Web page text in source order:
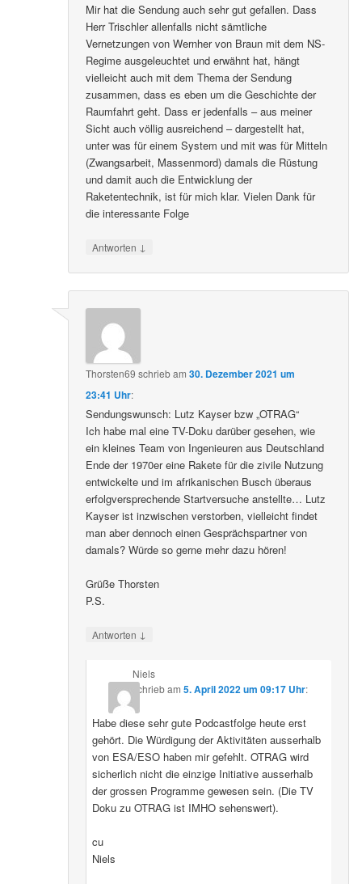
Mir hat die Sendung auch sehr gut gefallen. Dass
Herr Trischler allenfalls nicht sämtliche
Vernetzungen von Wernher von Braun mit dem NS-
Regime ausgeleuchtet und erwähnt hat, hängt
vielleicht auch mit dem Thema der Sendung
zusammen, dass es eben um die Geschichte der
Raumfahrt geht. Dass er jedenfalls – aus meiner
Sicht auch völlig ausreichend – dargestellt hat,
unter was für einem System und mit was für Mitteln
(Zwangsarbeit, Massenmord) damals die Rüstung
und damit auch die Entwicklung der
Raketentechnik, ist für mich klar. Vielen Dank für
die interessante Folge
Antworten ↓
Thorsten69 schriebam30. Dezember 2021 um
23:41 Uhr:
Sendungswunsch: Lutz Kayser bzw „OTRAG“
Ich habe mal eine TV-Doku darüber gesehen, wie
ein kleines Team von Ingenieuren aus Deutschland
Ende der 1970er eine Rakete für die zivile Nutzung
entwickelte und im afrikanischen Busch überaus
erfolgversprechende Startversuche anstellte… Lutz
Kayser ist inzwischen verstorben, vielleicht findet
man aber dennoch einen Gesprächspartner von
damals? Würde so gerne mehr dazu hören!
Grüße Thorsten
P.S.
Antworten ↓
Niels
schriebam 5. April 2022 um 09:17 Uhr:
Habe diese sehr gute Podcastfolge heute erst
gehört. Die Würdigung der Aktivitäten ausserhalb
von ESA/ESO haben mir gefehlt. OTRAG wird
sicherlich nicht die einzige Initiative ausserhalb
der grossen Programme gewesen sein. (Die TV
Doku zu OTRAG ist IMHO sehenswert).
cu
Niels